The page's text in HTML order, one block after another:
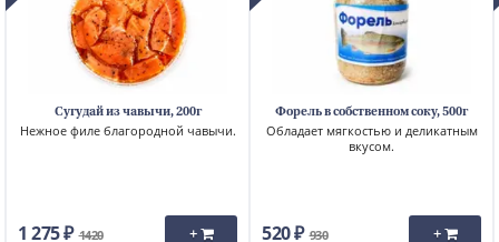
Сугудай из чавычи, 200г
Нежное филе благородной чавычи.
1 275 ₽ 1420 +
Форель в собственном соку, 500г
Обладает мягкостью и деликатным
вкусом.
520 ₽ 930 +